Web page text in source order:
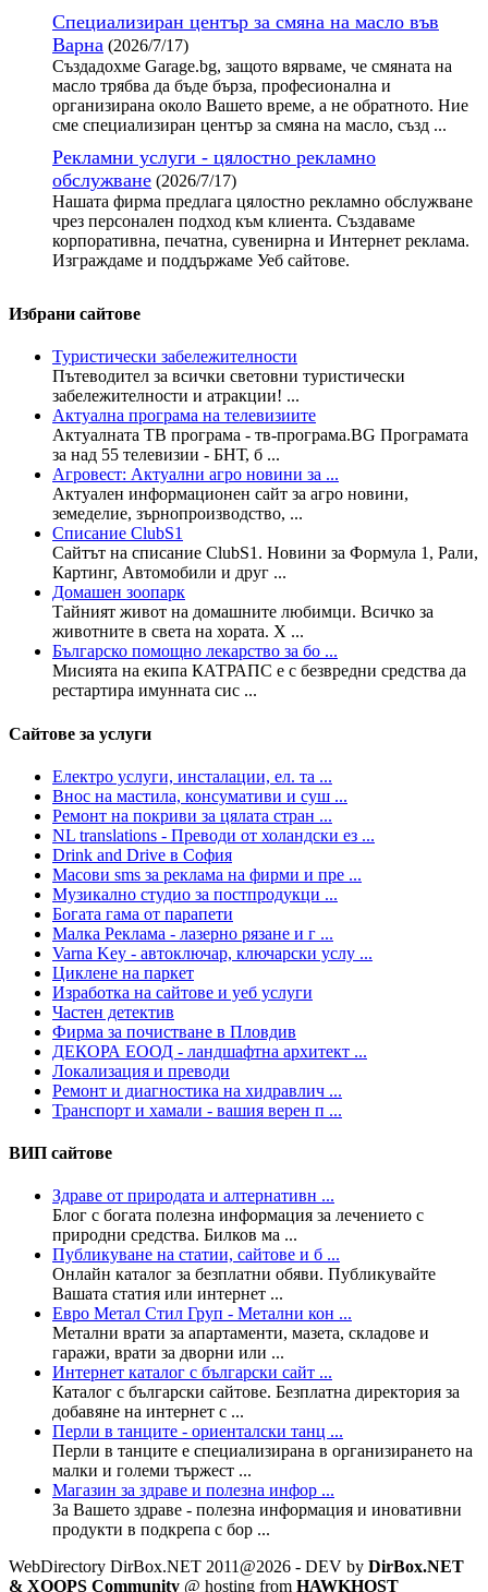
Специализиран център за смяна на масло във
Варна (2026/7/17)
Създадохме Garage.bg, защото вярваме, че смяната на
масло трябва да бъде бърза, професионална и
организирана около Вашето време, а не обратното. Ние
сме специализиран център за смяна на масло, създ ...
Рекламни услуги - цялостно рекламно
обслужване (2026/7/17)
Нашата фирма предлага цялостно рекламно обслужване
чрез персонален подход към клиента. Създаваме
корпоративна, печатна, сувенирна и Интернет реклама.
Изграждаме и поддържаме Уеб сайтове.
Избрани сайтове
Туристически забележителности
Пътеводител за всички световни туристически
забележителности и атракции! ...
Актуална програма на телевизиите
Актуалната ТВ програма - тв-програма.BG Програмата
за над 55 телевизии - БНТ, б ...
Агровест: Актуални агро новини за ...
Актуален информационен сайт за агро новини,
земеделие, зърнопроизводство, ...
Списание ClubS1
Сайтът на списание ClubS1. Новини за Формула 1, Рали,
Картинг, Автомобили и друг ...
Домашен зоопарк
Тайният живот на домашните любимци. Всичко за
животните в света на хората. Х ...
Българско помощно лекарство за бо ...
Мисията на екипа КАТРАПС е с безвредни средства да
рестартира имунната сис ...
Сайтове за услуги
Електро услуги, инсталации, ел. та ...
Внос на мастила, консумативи и суш ...
Ремонт на покриви за цялата стран ...
NL translations - Преводи от холандски ез ...
Drink and Drive в София
Масови sms за реклама на фирми и пре ...
Музикално студио за постпродукци ...
Богата гама от парапети
Малка Реклама - лазерно рязане и г ...
Varna Key - автоключар, ключарски услу ...
Циклене на паркет
Изработка на сайтове и уеб услуги
Частен детектив
Фирма за почистване в Пловдив
ДЕКОРА ЕООД - ландшафтна архитект ...
Локализация и преводи
Ремонт и диагностика на хидравлич ...
Транспорт и хамали - вашия верен п ...
ВИП сайтове
Здраве от природата и алтернативн ...
Блог с богата полезна информация за лечението с
природни средства. Билков ма ...
Публикуване на статии, сайтове и б ...
Онлайн каталог за безплатни обяви. Публикувайте
Вашата статия или интернет ...
Евро Метал Стил Груп - Метални кон ...
Метални врати за апартаменти, мазета, складове и
гаражи, врати за дворни или ...
Интернет каталог с български сайт ...
Каталог с български сайтове. Безплатна директория за
добавяне на интернет с ...
Перли в танците - ориенталски танц ...
Перли в танците е специализирана в организирането на
малки и големи тържест ...
Магазин за здраве и полезна инфор ...
За Вашето здраве - полезна информация и иновативни
продукти в подкрепа с бор ...
WebDirectory DirBox.NET 2011@2026 - DEV by DirBox.NET
& XOOPS Community @ hosting from HAWKHOST